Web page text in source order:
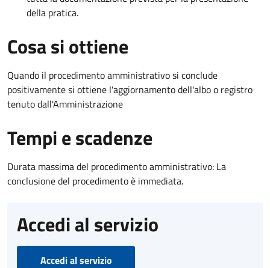
della pratica.
Cosa si ottiene
Quando il procedimento amministrativo si conclude
positivamente si ottiene l'aggiornamento dell'albo o registro
tenuto dall'Amministrazione
Tempi e scadenze
Durata massima del procedimento amministrativo: La
conclusione del procedimento è immediata.
Accedi al servizio
Accedi al servizio